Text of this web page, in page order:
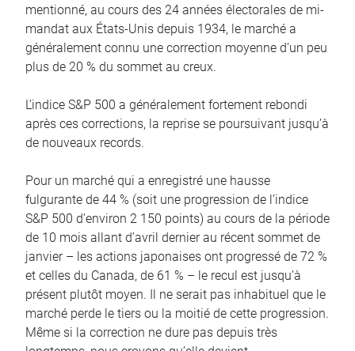
mentionné, au cours des 24 années électorales de mi-
mandat aux États-Unis depuis 1934, le marché a
généralement connu une correction moyenne d’un peu
plus de 20 % du sommet au creux.
L’indice S&P 500 a généralement fortement rebondi
après ces corrections, la reprise se poursuivant jusqu’à
de nouveaux records.
Pour un marché qui a enregistré une hausse
fulgurante de 44 % (soit une progression de l’indice
S&P 500 d’environ 2 150 points) au cours de la période
de 10 mois allant d’avril dernier au récent sommet de
janvier – les actions japonaises ont progressé de 72 %
et celles du Canada, de 61 % – le recul est jusqu’à
présent plutôt moyen. Il ne serait pas inhabituel que le
marché perde le tiers ou la moitié de cette progression.
Même si la correction ne dure pas depuis très